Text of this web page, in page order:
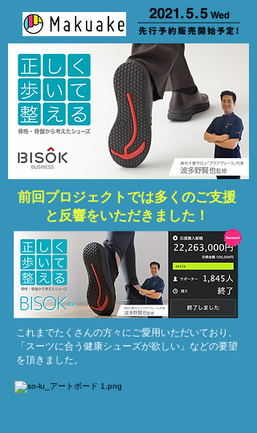
前回プロジェクトでは多くのご支援
と反響をいただきました！
これまでたくさんの方々にご愛用いただいており、
​「スーツに合う健康シューズが欲しい」などの要望
を頂きました。